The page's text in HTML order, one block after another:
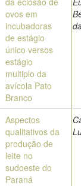
ovos em
incubadoras
de estágio
único versos
estágio
multiplo da
avícola Pato
Branco
Aspectos
qualitativos da
produção de
leite no
sudoeste do
Paraná